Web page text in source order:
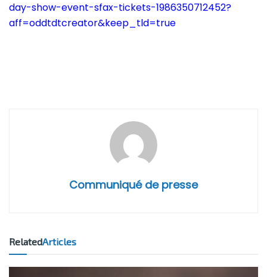
day-show-event-sfax-tickets-1986350712452?
aff=oddtdtcreator&keep_tld=true
Communiqué de presse
RelatedArticles